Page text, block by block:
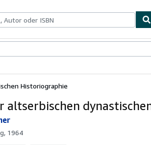
Historiographie
altserbischen
1964